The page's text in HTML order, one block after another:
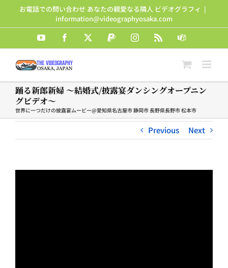
content
お電話での問い合わせ あなたの親愛なる隣人 ビデオグラフィ |
information@videographyosaka.com
YouTube Facebook PayPalInstagram Teams
踊る新郎新婦 ～結婚式/披露宴ダンシングオープニン
グビデオ～
世界に一つだけの披露宴ムービー@愛知県名古屋市 静岡市 長野県長野市 松本市
Previous Next